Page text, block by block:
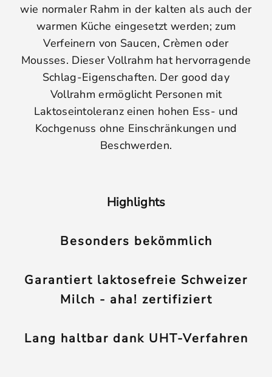
wie normaler Rahm in der kalten als auch der
warmen Küche eingesetzt werden; zum
Verfeinern von Saucen, Crèmen oder
Mousses. Dieser Vollrahm hat hervorragende
Schlag-Eigenschaften. Der good day
Vollrahm ermöglicht Personen mit
Laktoseintoleranz einen hohen Ess- und
Kochgenuss ohne Einschränkungen und
Beschwerden.
Highlights
Besonders bekömmlich
Garantiert laktosefreie Schweizer
Milch - aha! zertifiziert
Lang haltbar dank UHT-Verfahren